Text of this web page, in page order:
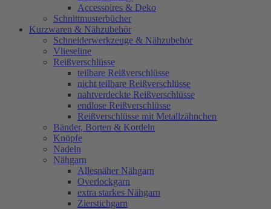
Accessoires & Deko
Schnittmusterbücher
Kurzwaren & Nähzubehör
Schneiderwerkzeuge & Nähzubehör
Vlieseline
Reißverschlüsse
teilbare Reißverschlüsse
nicht teilbare Reißverschlüsse
nahtverdeckte Reißverschlüsse
endlose Reißverschlüsse
Reißverschlüsse mit Metallzähnchen
Bänder, Borten & Kordeln
Knöpfe
Nadeln
Nähgarn
Allesnäher Nähgarn
Overlockgarn
extra starkes Nähgarn
Zierstichgarn